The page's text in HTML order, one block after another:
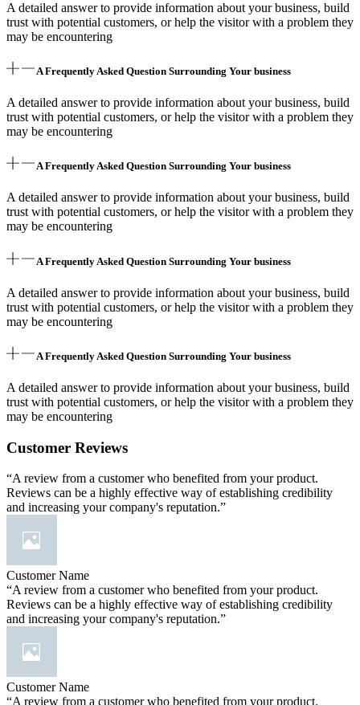
A detailed answer to provide information about your business, build
trust with potential customers, or help the visitor with a problem they
may be encountering
A Frequently Asked Question Surrounding Your business
A detailed answer to provide information about your business, build
trust with potential customers, or help the visitor with a problem they
may be encountering
A Frequently Asked Question Surrounding Your business
A detailed answer to provide information about your business, build
trust with potential customers, or help the visitor with a problem they
may be encountering
A Frequently Asked Question Surrounding Your business
A detailed answer to provide information about your business, build
trust with potential customers, or help the visitor with a problem they
may be encountering
A Frequently Asked Question Surrounding Your business
A detailed answer to provide information about your business, build
trust with potential customers, or help the visitor with a problem they
may be encountering
Customer Reviews
“A review from a customer who benefited from your product.
Reviews can be a highly effective way of establishing credibility
and increasing your company's reputation.”
Customer Name
“A review from a customer who benefited from your product.
Reviews can be a highly effective way of establishing credibility
and increasing your company's reputation.”
Customer Name
“A review from a customer who benefited from your product.